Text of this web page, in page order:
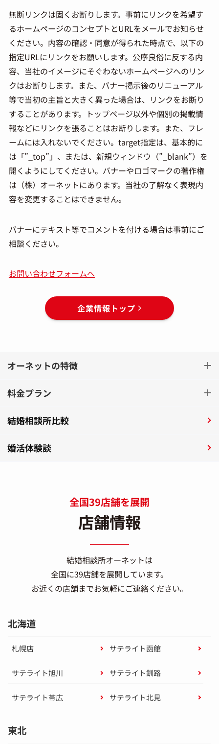
無断リンクは固くお断りします。事前にリンクを希望す
るホームページのコンセプトとURLをメールでお知らせ
ください。内容の確認・同意が得られた時点で、以下の
指定URLにリンクをお願いします。公序良俗に反する内
容、当社のイメージにそぐわないホームページへのリン
クはお断りします。また、バナー掲示後のリニューアル
等で当初の主旨と大きく異った場合は、リンクをお断り
することがあります。トップページ以外や個別の掲載情
報などにリンクを張ることはお断りします。また、フレ
ームには入れないでください。target指定は、基本的に
は「”_top”」、または、新規ウィンドウ（”_blank”）を
開くようにしてください。バナーやロゴマークの著作権
は（株）オーネットにあります。当社の了解なく表現内
容を変更することはできません。
バナーにテキスト等でコメントを付ける場合は事前にご
相談ください。
お問い合わせフォームへ
企業情報トップ
オーネットの特徴
料金プラン
結婚相談所比較
婚活体験談
全国39店舗を展開
店舗情報
結婚相談所オーネットは
全国に39店舗を展開しています。
お近くの店舗までお気軽にご連絡ください。
北海道
札幌店 サテライト函館
サテライト旭川 サテライト釧路
サテライト帯広 サテライト北見
東北